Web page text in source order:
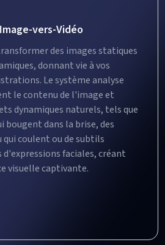
vers-Vidéo
des images statiques
donnant vie à vos
Le système analyse
le contenu de l'image et
dynamiques naturels, tels que
bougent dans la brise, des
qui coulent ou de subtils
faciales, créant
visuelle captivante.